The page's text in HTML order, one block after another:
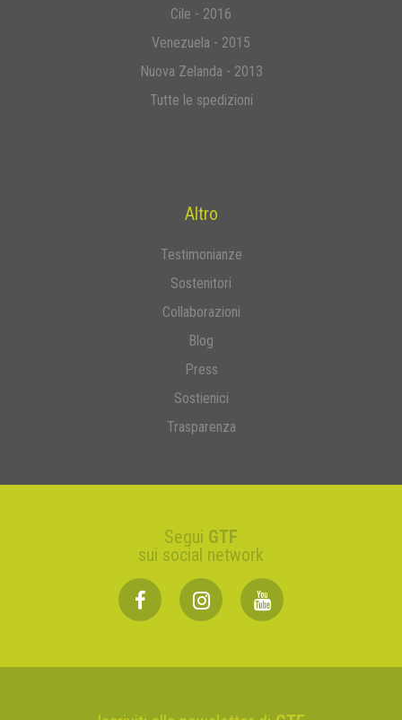
Cile - 2016
Venezuela - 2015
Nuova Zelanda - 2013
Tutte le spedizioni
Altro
Testimonianze
Sostenitori
Collaborazioni
Blog
Press
Sostienici
Trasparenza
Segui GTF
sui social network